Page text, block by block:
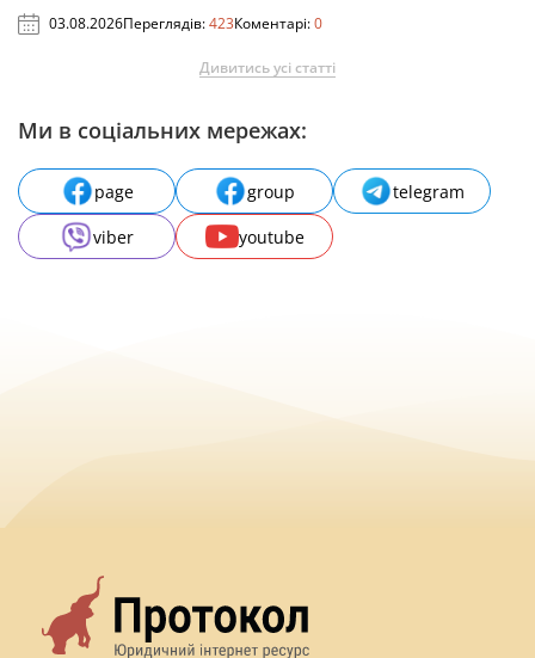
03.08.2026Переглядів:423Коментарі:0
Дивитись усі статті
Ми в соціальних мережах:
page group
telegram
viber
youtube